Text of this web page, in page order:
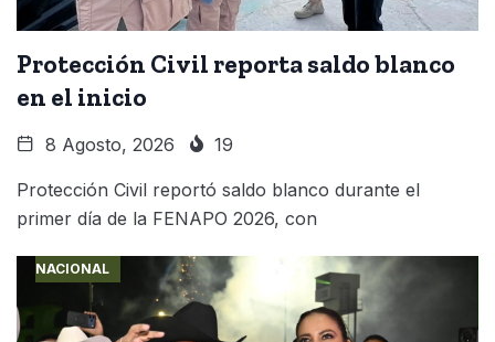
Protección Civil reporta saldo blanco
en el inicio
8 Agosto, 2026 19
Protección Civil reportó saldo blanco durante el
primer día de la FENAPO 2026, con
NACIONAL